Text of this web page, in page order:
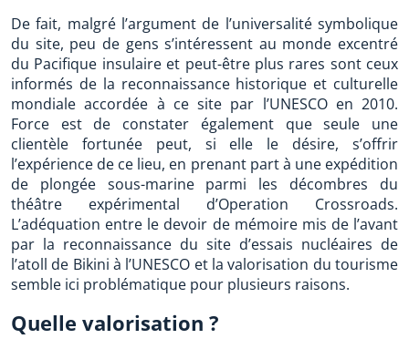
De fait, malgré l’argument de l’universalité symbolique
du site, peu de gens s’intéressent au monde excentré
du Pacifique insulaire et peut-être plus rares sont ceux
informés de la reconnaissance historique et culturelle
mondiale accordée à ce site par l’UNESCO en 2010.
Force est de constater également que seule une
clientèle fortunée peut, si elle le désire, s’offrir
l’expérience de ce lieu, en prenant part à une expédition
de plongée sous-marine parmi les décombres du
théâtre expérimental d’Operation Crossroads.
L’adéquation entre le devoir de mémoire mis de l’avant
par la reconnaissance du site d’essais nucléaires de
l’atoll de Bikini à l’UNESCO et la valorisation du tourisme
semble ici problématique pour plusieurs raisons.
Quelle valorisation ?